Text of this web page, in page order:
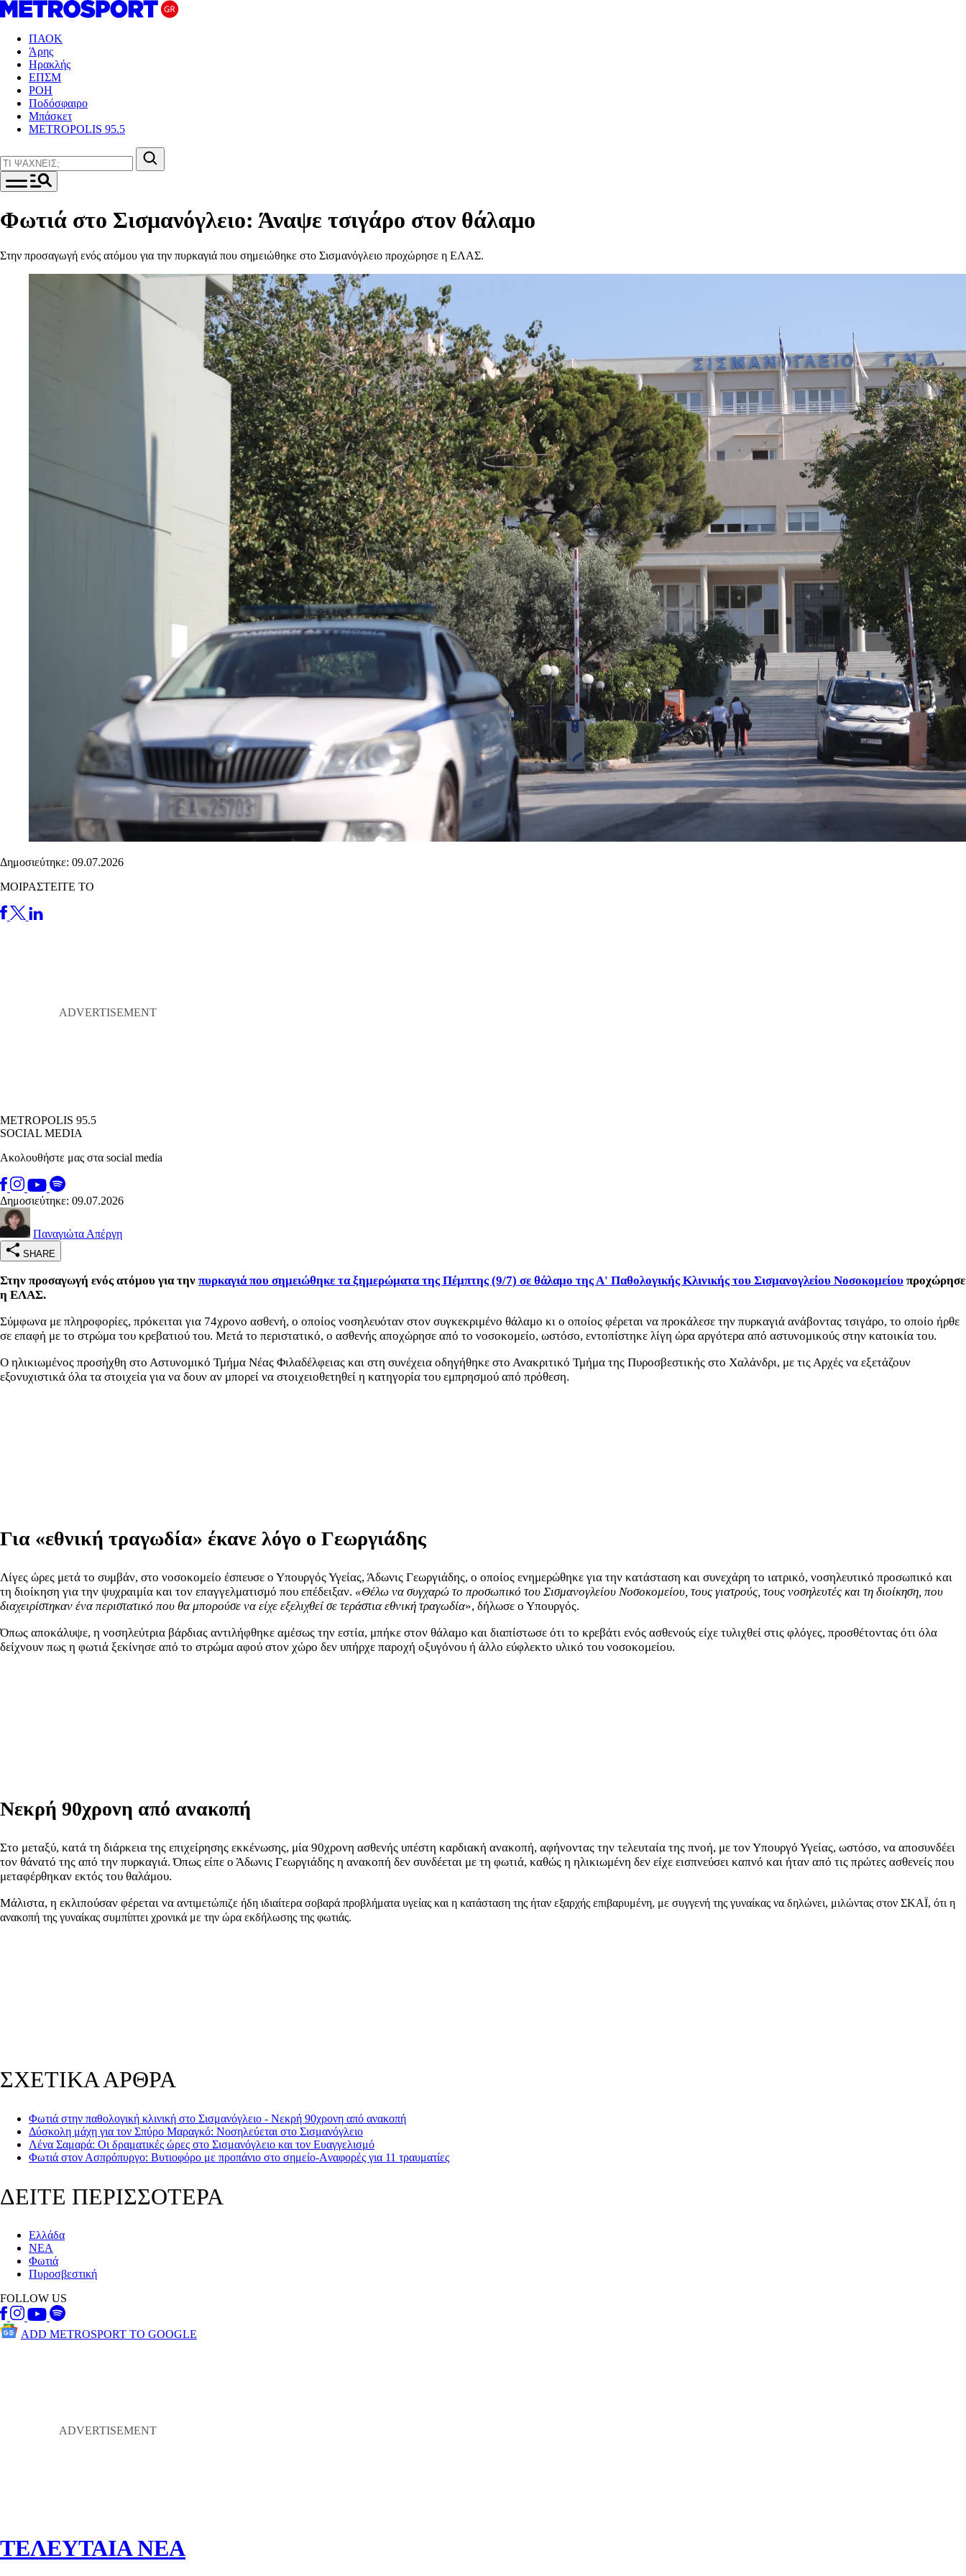
ΠΑΟΚ
Άρης
Ηρακλής
ΕΠΣΜ
ΡΟΗ
Ποδόσφαιρο
Μπάσκετ
METROPOLIS 95.5
Φωτιά στο Σισμανόγλειο: Άναψε τσιγάρο στον θάλαμο
Στην προσαγωγή ενός ατόμου για την πυρκαγιά που σημειώθηκε στο Σισμανόγλειο προχώρησε η ΕΛΑΣ.
Δημοσιεύτηκε: 09.07.2026
ΜΟΙΡΑΣΤΕΙΤΕ ΤΟ
METROPOLIS 95.5
SOCIAL MEDIA
Ακολουθήστε μας στα social media
Δημοσιεύτηκε: 09.07.2026
Παναγιώτα Απέργη
SHARE
Στην προσαγωγή ενός ατόμου για την πυρκαγιά που σημειώθηκε τα ξημερώματα της Πέμπτης (9/7) σε θάλαμο της Α' Παθολογικής Κλινικής του Σισμανογλείου Νοσοκομείου προχώρησε
η ΕΛΑΣ.
Σύμφωνα με πληροφορίες, πρόκειται για 74χρονο ασθενή, ο οποίος νοσηλευόταν στον συγκεκριμένο θάλαμο κι ο οποίος φέρεται να προκάλεσε την πυρκαγιά ανάβοντας τσιγάρο, το οποίο ήρθε
σε επαφή με το στρώμα του κρεβατιού του. Μετά το περιστατικό, ο ασθενής αποχώρησε από το νοσοκομείο, ωστόσο, εντοπίστηκε λίγη ώρα αργότερα από αστυνομικούς στην κατοικία του.
Ο ηλικιωμένος προσήχθη στο Αστυνομικό Τμήμα Νέας Φιλαδέλφειας και στη συνέχεια οδηγήθηκε στο Ανακριτικό Τμήμα της Πυροσβεστικής στο Χαλάνδρι, με τις Αρχές να εξετάζουν
εξονυχιστικά όλα τα στοιχεία για να δουν αν μπορεί να στοιχειοθετηθεί η κατηγορία του εμπρησμού από πρόθεση.
Για «εθνική τραγωδία» έκανε λόγο ο Γεωργιάδης
Λίγες ώρες μετά το συμβάν, στο νοσοκομείο έσπευσε ο Υπουργός Υγείας, Άδωνις Γεωργιάδης, ο οποίος ενημερώθηκε για την κατάσταση και συνεχάρη το ιατρικό, νοσηλευτικό προσωπικό και
τη διοίκηση για την ψυχραιμία και τον επαγγελματισμό που επέδειξαν. «Θέλω να συγχαρώ το προσωπικό του Σισμανογλείου Νοσοκομείου, τους γιατρούς, τους νοσηλευτές και τη διοίκηση, που
διαχειρίστηκαν ένα περιστατικό που θα μπορούσε να είχε εξελιχθεί σε τεράστια εθνική τραγωδία», δήλωσε ο Υπουργός.
Όπως αποκάλυψε, η νοσηλεύτρια βάρδιας αντιλήφθηκε αμέσως την εστία, μπήκε στον θάλαμο και διαπίστωσε ότι το κρεβάτι ενός ασθενούς είχε τυλιχθεί στις φλόγες, προσθέτοντας ότι όλα
δείχνουν πως η φωτιά ξεκίνησε από το στρώμα αφού στον χώρο δεν υπήρχε παροχή οξυγόνου ή άλλο εύφλεκτο υλικό του νοσοκομείου.
Νεκρή 90χρονη από ανακοπή
Στο μεταξύ, κατά τη διάρκεια της επιχείρησης εκκένωσης, μία 90χρονη ασθενής υπέστη καρδιακή ανακοπή, αφήνοντας την τελευταία της πνοή, με τον Υπουργό Υγείας, ωστόσο, να αποσυνδέει
τον θάνατό της από την πυρκαγιά. Όπως είπε ο Άδωνις Γεωργιάδης η ανακοπή δεν συνδέεται με τη φωτιά, καθώς η ηλικιωμένη δεν είχε εισπνεύσει καπνό και ήταν από τις πρώτες ασθενείς που
μεταφέρθηκαν εκτός του θαλάμου.
Μάλιστα, η εκλιπούσαν φέρεται να αντιμετώπιζε ήδη ιδιαίτερα σοβαρά προβλήματα υγείας και η κατάσταση της ήταν εξαρχής επιβαρυμένη, με συγγενή της γυναίκας να δηλώνει, μιλώντας στον ΣΚΑΪ, ότι η
ανακοπή της γυναίκας συμπίπτει χρονικά με την ώρα εκδήλωσης της φωτιάς.
ΣΧΕΤΙΚΑ ΑΡΘΡΑ
Φωτιά στην παθολογική κλινική στο Σισμανόγλειο - Νεκρή 90χρονη από ανακοπή
Δύσκολη μάχη για τον Σπύρο Μαραγκό: Νοσηλεύεται στο Σισμανόγλειο
Λένα Σαμαρά: Οι δραματικές ώρες στο Σισμανόγλειο και τον Ευαγγελισμό
Φωτιά στον Ασπρόπυργο: Βυτιοφόρο με προπάνιο στο σημείο-Aναφορές για 11 τραυματίες
ΔΕΙΤΕ ΠΕΡΙΣΣΟΤΕΡΑ
Ελλάδα
ΝΕΑ
Φωτιά
Πυροσβεστική
FOLLOW US
ADD METROSPORT TO GOOGLE
ΤΕΛΕΥΤΑΙΑ ΝΕΑ